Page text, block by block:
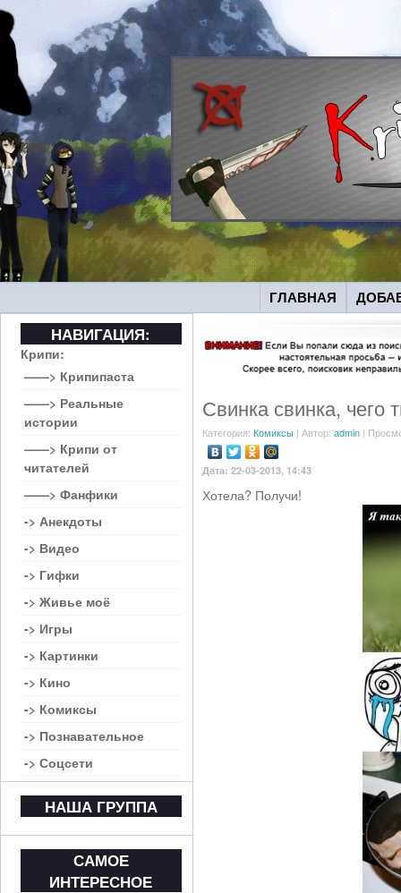
ГЛАВНАЯ
Свинка свинка, чего
Категория: Комиксы | Автор: admin |
Дата: 22-03-2013, 14:43
Хотела? Получи!
НАВИГАЦИЯ:
Крипи:
——> Крипипаста
——> Реальные
истории
——> Крипи от
читателей
——> Фанфики
-> Анекдоты
-> Видео
-> Гифки
-> Живье моё
-> Игры
-> Картинки
-> Кино
-> Комиксы
-> Познавательное
-> Соцсети
НАША ГРУППА
САМОЕ
ИНТЕРЕСНОЕ